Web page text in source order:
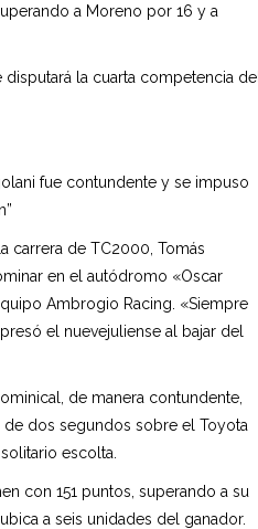
a Moreno por 16 y a
la cuarta competencia del
fue contundente y se impuso
de TC2000, Tomás
en el autódromo «Oscar
Ambrogio Racing. «Siempre
el nuevejuliense al bajar del
de manera contundente,
dos segundos sobre el Toyota
escolta.
con 151 puntos, superando a su
a seis unidades del ganador.